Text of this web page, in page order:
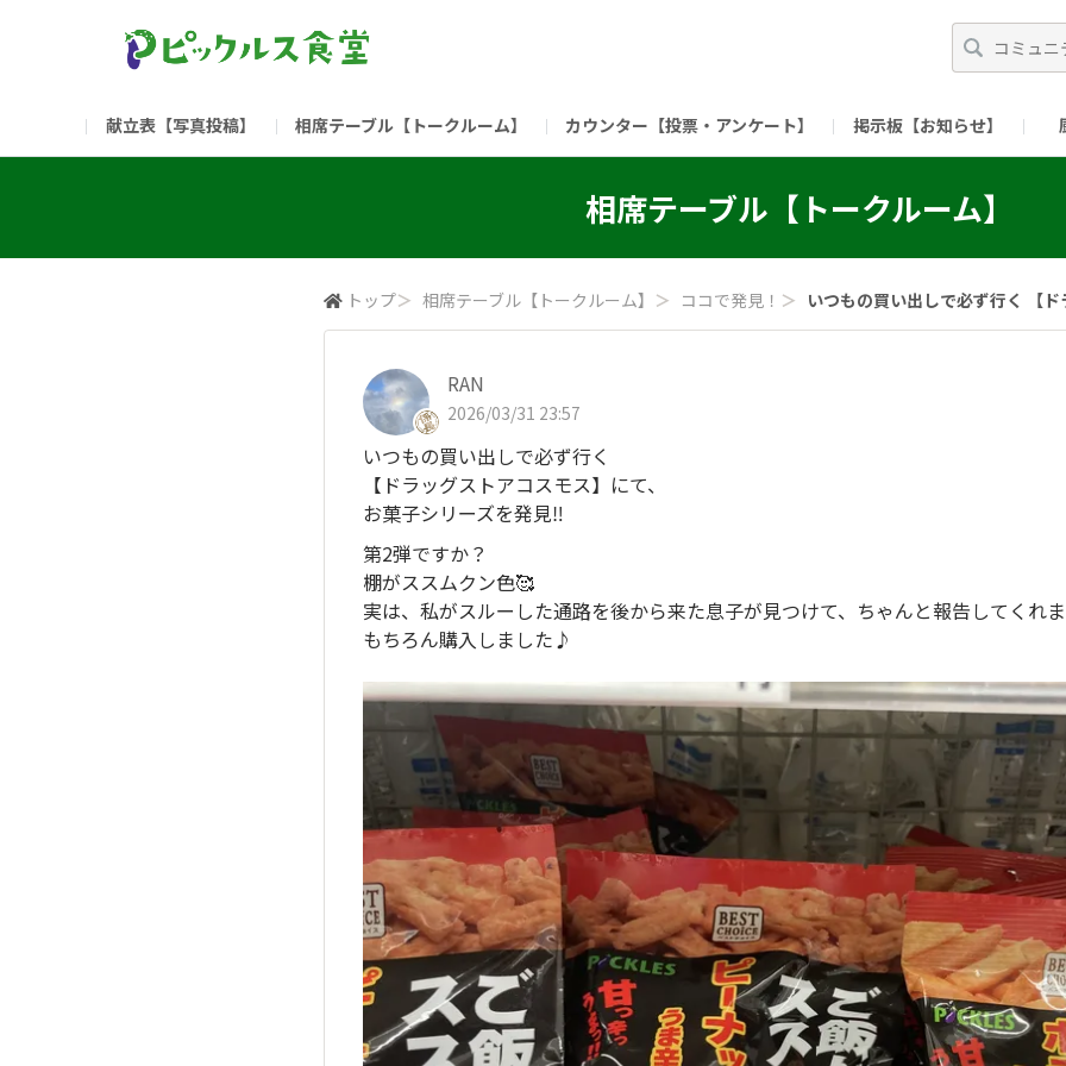
献立表【写真投稿】 相席テーブル【トークルーム】 カウンター【投票・アンケート】 掲示板【お知らせ】
（リンク）ご飯がススム ブランドサイト （リンク）ピックルスコーポレーションHP （リンク）
相席テーブル【トークルーム】
トップ＞ 相席テーブル【トークルーム】 ＞ ココで発見！ ＞ いつもの買い出しで必ず行く 【
RAN
2026/03/31 23:57
いつもの買い出しで必ず行く
【ドラッグストアコスモス】にて、
お菓子シリーズを発見‼️
第2弾ですか？
棚がススムクン色🥰
実は、私がスルーした通路を後から来た息子が見つけて、ちゃんと報告してくれ
もちろん購入しました♪